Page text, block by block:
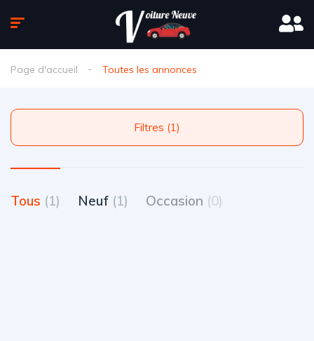
Page d'accueil Toutes les annonces
Filtres (1)
Tous (1) Neuf (1) Occasion (0)